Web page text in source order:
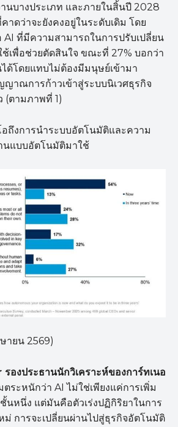
นบางประเภท และภายในสิ้นปี 2028
าดว่าจะยังคงอยู่ในระดับเดิม โดย
AI ที่มีความสามารถในการปรับเปลี่ยน
ช้เพื่อช่วยตัดสินใจ ขณะที่ 27% บอกว่า
ด้โดยแทบไม่ต้องมีมนุษย์เข้ามา
าณการก้าวเข้าสู่ระบบนิเวศธุรกิจ
(ตามภาพที่ 1)
ถึงการนำระบบอัตโนมัติและความ
นแบบอัตโนมัติมาใช้
ายน 2569)
รองประธานนักวิเคราะห์ของการ์ทเนอ
ตระหนักว่า AI ไม่ใช่เพียงแค่การเพิ่ม
นหนึ่ง แต่มันคือตัวเร่งปฏิกิริยาในการ
ม่ การจะเปลี่ยนผ่านไปสู่ธุรกิจอัตโนมัติ